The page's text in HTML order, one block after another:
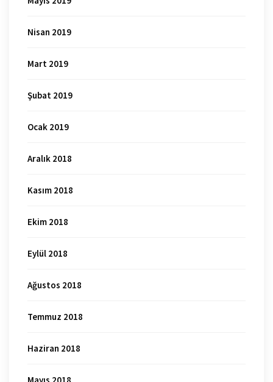
Nisan 2019
Mart 2019
Şubat 2019
Ocak 2019
Aralık 2018
Kasım 2018
Ekim 2018
Eylül 2018
Ağustos 2018
Temmuz 2018
Haziran 2018